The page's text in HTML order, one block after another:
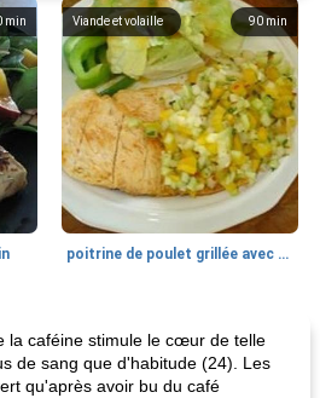
min 90 min
Viande et volaille
poitrine de poulet grillée avec relish de concombre et poivron
la caféine stimule le cœur de telle
de sang que d'habitude (24). Les
qu'après avoir bu du café